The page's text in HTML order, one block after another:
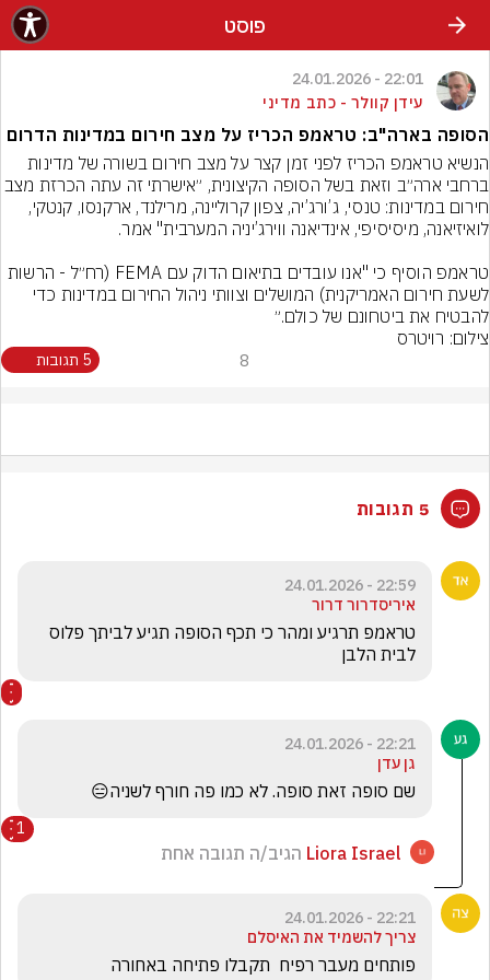
פוסט
22:01 - 24.01.2026
עידן קוולר - כתב מדיני
הסופה בארה"ב: טראמפ הכריז על מצב חירום במדינות הדרום
הנשיא טראמפ הכריז לפני זמן קצר על מצב חירום בשורה של מדינות
להבטיח את ביטחונם של כולם.״
צילום: רויטרס
8 5 תגובות
5 תגובות
22:59 - 24.01.2026
איריסדרור דרור
לבית הלבן
22:21 - 24.01.2026
גן עדן
שם סופה זאת סופה. לא כמו פה חורף לשניה😑
1
Liora Israel הגיב/ה תגובה אחת
22:21 - 24.01.2026
צריך להשמיד את האיסלם
פותחים מעבר רפיח  תקבלו פתיחה באחורה